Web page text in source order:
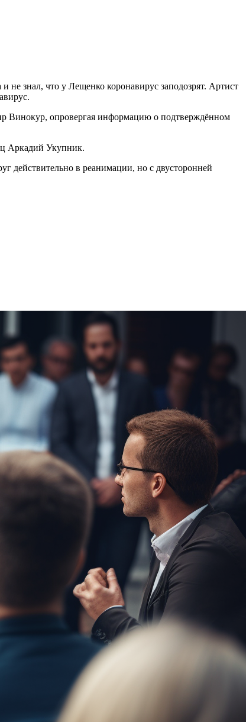
не знал, что у Лещенко коронавирус заподозрят. Артист
Винокур, опровергая информацию о подтверждённом
Аркадий Укупник.
действительно в реанимации, но с двусторонней